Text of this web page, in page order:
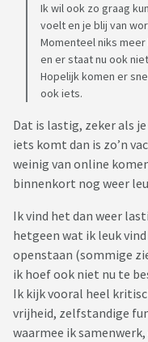
Ik wil ook zo graag
voelt en je blij van
Momenteel niks
en er staat nu ook
Hopelijk komen er
ook iets.
Dat is lastig, zeker als
iets komt dan is zo’n
weinig van online
binnenkort nog weer
Ik vind het dan weer
hetgeen wat ik leuk
openstaan (sommige
ik hoef ook niet nu te
Ik kijk vooral heel
vrijheid, zelfstandige
waarmee ik